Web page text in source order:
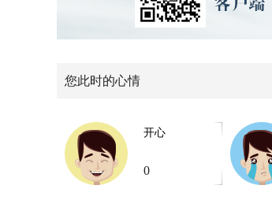
您此时的心情
开心
0